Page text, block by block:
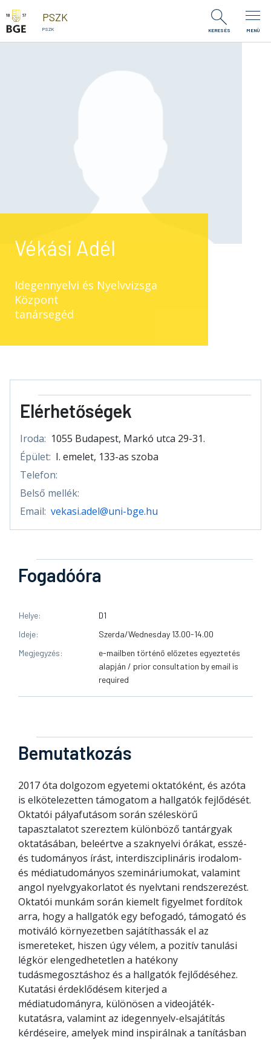
Ugrás a tartalomra
PSZK
PSZK KERESÉS MENÜ
Vékási Adél
Idegennyelvi és Nyelvvizsga
Központ
tanársegéd
Elérhetőségek
Iroda: 1055 Budapest, Markó utca 29-31.
Épület: I. emelet, 133-as szoba
Telefon:
Belső mellék:
Email: vekasi.adel@uni-bge.hu
Bemutatkozás
2017 óta dolgozom egyetemi oktatóként, és azóta
is elkötelezetten támogatom a hallgatók fejlődését.
Oktatói pályafutásom során széleskörű
tapasztalatot szereztem különböző tantárgyak
oktatásában, beleértve a szaknyelvi órákat, esszé-
és tudományos írást, interdiszciplináris irodalom-
és médiatudományos szemináriumokat, valamint
angol nyelvgyakorlatot és nyelvtani rendszerezést.
Oktatói munkám során kiemelt figyelmet fordítok
arra, hogy a hallgatók egy befogadó, támogató és
motiváló környezetben sajátíthassák el az
ismereteket, hiszen úgy vélem, a pozitív tanulási
légkör elengedhetetlen a hatékony
tudásmegosztáshoz és a hallgatók fejlődéséhez.
Kutatási érdeklődésem kiterjed a
médiatudományra, különösen a videojáték-
kutatásra, valamint az idegennyelv-elsajátítás
kérdéseire, amelyek mind inspirálnak a tanításban
Fogadóóra
Helye
D1
Ideje
Szerda/Wednesday 13.00-14.00
Megjegyzés
e-mailben történő előzetes egyeztetés
alapján / prior consultation by email is
required